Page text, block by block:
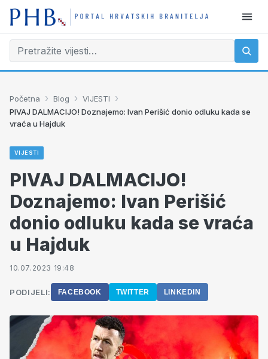
Početna › Blog › VIJESTI ›
PIVAJ DALMACIJO! Doznajemo: Ivan Perišić donio odluku kada se
vraća u Hajduk
VIJESTI
PIVAJ DALMACIJO!
Doznajemo: Ivan Perišić
donio odluku kada se vraća
u Hajduk
10.07.2023 19:48
PODIJELI: FACEBOOK TWITTER LINKEDIN